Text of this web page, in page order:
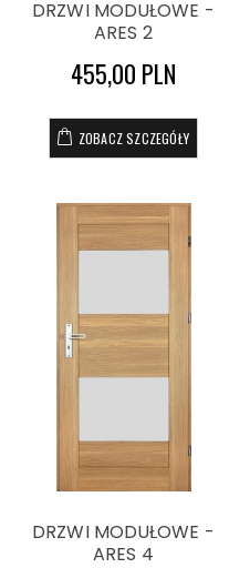
DRZWI MODUŁOWE -
ARES 2
455,00 PLN
ZOBACZ SZCZEGÓŁY
DRZWI MODUŁOWE -
ARES 4